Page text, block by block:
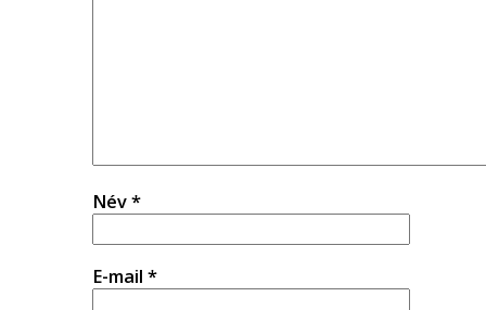
Név*
E-mail *